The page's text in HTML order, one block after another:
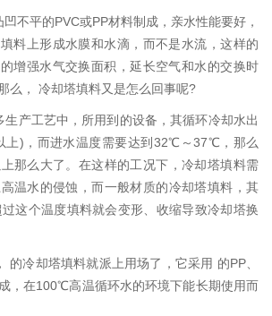
平的PVC或PP材料制成，亲水性能要好，
料上形成水膜和水滴，而不是水流，这样的
增强水气交换面积，延长空气和水的交换时
么， 冷却塔填料又是怎么回事呢?
产工艺中，所用到的设备，其循环冷却水出
上)，而进水温度需要达到32℃～37℃，那么
那么大了。在这样的工况下，冷却塔填料需
温水的侵蚀，而一般材质的冷却塔填料，其
这个温度填料就会变形、收缩导致冷却塔换
冷却塔填料就派上用场了，它采用 的PP、
，在100℃高温循环水的环境下能长期使用而